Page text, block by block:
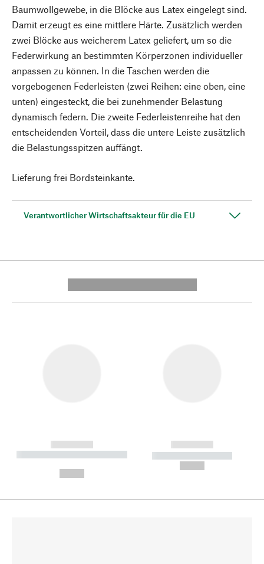
Baumwollgewebe, in die Blöcke aus Latex eingelegt sind.
Damit erzeugt es eine mittlere Härte. Zusätzlich werden
zwei Blöcke aus weicherem Latex geliefert, um so die
Federwirkung an bestimmten Körperzonen individueller
anpassen zu können. In die Taschen werden die
vorgebogenen Federleisten (zwei Reihen: eine oben, eine
unten) eingesteckt, die bei zunehmender Belastung
dynamisch federn. Die zweite Federleistenreihe hat den
entscheidenden Vorteil, dass die untere Leiste zusätzlich
die Belastungsspitzen auffängt.
Lieferung frei Bordsteinkante.
Verantwortlicher Wirtschaftsakteur für die EU
------------
----------- ----------- --------
------------
----------- -----------